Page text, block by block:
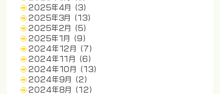
2025年4月
(3)
2025年3月
(13)
2025年2月
(5)
2025年1月
(9)
2024年12月
(7)
2024年11月
(6)
2024年10月
(13)
2024年9月
(2)
2024年8月
(12)